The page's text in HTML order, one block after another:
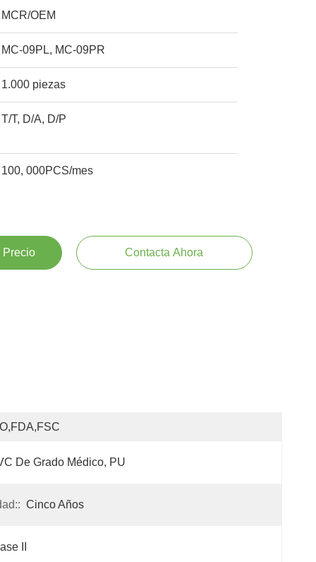
MCR/OEM
MC-09PL, MC-09PR
1.000 piezas
T/T, D/A, D/P
100, 000PCS/mes
Precio Contacta Ahora
De Grado Médico, PU
Cinco Años
II